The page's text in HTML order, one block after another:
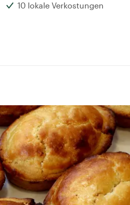
10 lokale Verkostungen